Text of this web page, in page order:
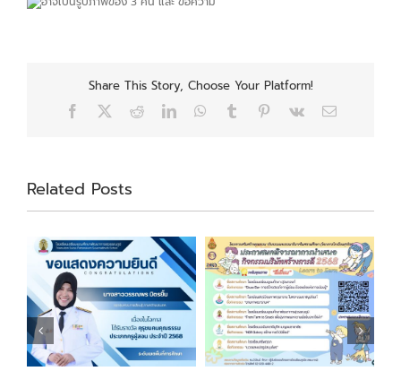
Share This Story, Choose Your Platform!
Facebook RedditLinkedInWhatsApp
Tumblr Pinterest
Vk Email
Related Posts